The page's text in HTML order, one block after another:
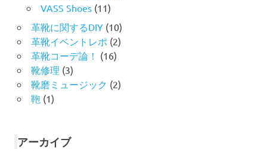
VASS Shoes(11)
革靴に関するDIY(10)
革靴イベントレポ (2)
革靴コーデ論！ (16)
靴修理 (3)
靴磨ミュージック (2)
鞄 (1)
アーカイブ